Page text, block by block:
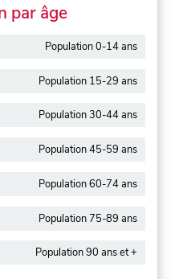
par âge
Population 0-14 ans
Population 15-29 ans
Population 30-44 ans
Population 45-59 ans
Population 60-74 ans
Population 75-89 ans
Population 90 ans et +